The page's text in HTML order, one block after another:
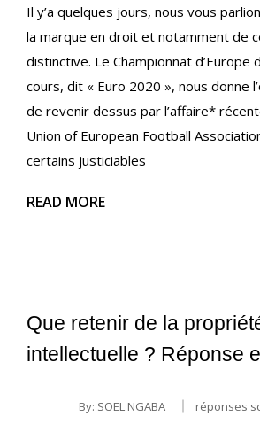
Il y’a quelques jours, nous vous
la marque en droit et notamment de
distinctive. Le Championnat d’Europe
cours, dit « Euro 2020 », nous donne
de revenir dessus par l’affaire*
Union of European Football
certains justiciables
READ MORE
Que retenir de la
intellectuelle ? Réponse
By: SOEL NGABA
réponses